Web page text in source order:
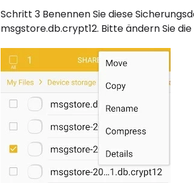
Schritt 3 Benennen Sie diese
msgstore.db.crypt12. Bitte ändern Sie